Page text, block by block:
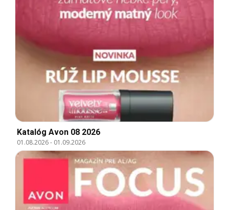
Katalóg Avon 08 2026
01.08.2026- 01.09.2026